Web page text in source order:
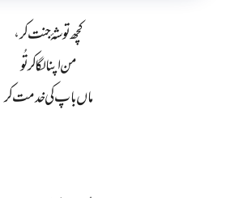
کچھ توشۂ جنت کر،
من اپنا لگا کر تُو
ماں باپ کی خدمت کر